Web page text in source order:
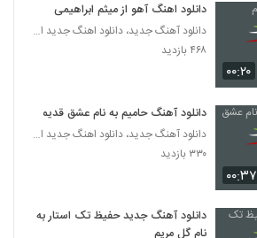
آهنگ دیوانگی از امیر رضا آل صفر(پاپ)
آهنگ حامد نیک پی بنام وای بر ما
میلاد فلاح آهنگ خودتی فرشته
۲۵۳ بازدید
آهنگ کامران مولایی بنام آغوش ویرونه
۰۰:۲۰
دانلود اهنگ آهو از میثم ابراهیمی
دانلود آهنگ جدید، دانلود اهنگ جدید ایرانی
۴۶۸ بازدید
۰۰:۳۷
دانلود آهنگ حامیم به نام عشق قدیمی
دانلود آهنگ جدید، دانلود اهنگ جدید ایرانی
۳۳۰ بازدید
دانلود آهنگ جدید حفیظ تک استار به
نام گل مریم